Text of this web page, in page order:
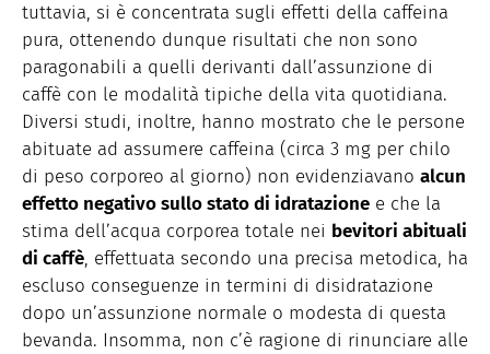
tuttavia, si è concentrata sugli effetti della caffeina
pura, ottenendo dunque risultati che non sono
paragonabili a quelli derivanti dall’assunzione di
caffè con le modalità tipiche della vita quotidiana.
Diversi studi, inoltre, hanno mostrato che le persone
abituate ad assumere caffeina (circa 3 mg per chilo
di peso corporeo al giorno) non evidenziavano alcun
effetto negativo sullo stato di idratazione e che la
stima dell’acqua corporea totale nei bevitori abituali
di caffè, effettuata secondo una precisa metodica, ha
escluso conseguenze in termini di disidratazione
dopo un’assunzione normale o modesta di questa
bevanda. Insomma, non c’è ragione di rinunciare alle